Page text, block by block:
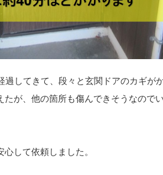
過してきて、段々と玄関ドアのカギが
が、他の箇所も傷んできそうなので
して依頼しました。